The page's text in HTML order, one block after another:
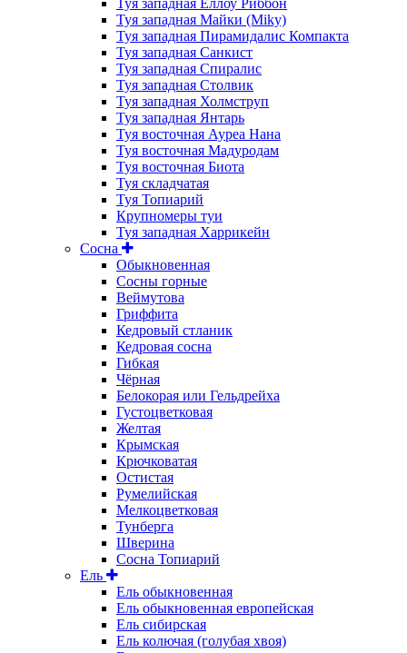
Туя западная Майки (Miky)
Туя западная Пирамидалис Компакта
Туя западная Санкист
Туя западная Спиралис
Туя западная Столвик
Туя западная Холмструп
Туя западная Янтарь
Туя восточная Ауреа Нана
Туя восточная Мадуродам
Туя восточная Биота
Туя складчатая
Туя Топиарий
Крупномеры туи
Туя западная Харрикейн
Сосна
Обыкновенная
Сосны горные
Веймутова
Гриффита
Кедровый стланик
Кедровая сосна
Гибкая
Чёрная
Белокорая или Гельдрейха
Густоцветковая
Желтая
Крымская
Крючковатая
Остистая
Румелийская
Мелкоцветковая
Тунберга
Шверина
Сосна Топиарий
Ель
Ель обыкновенная
Ель обыкновенная европейская
Ель сибирская
Ель колючая (голубая хвоя)